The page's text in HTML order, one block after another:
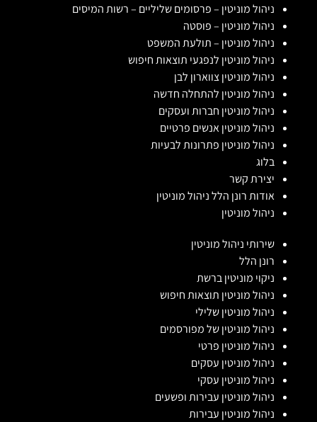
ניהול מוניטין – פרסומים שליליים – רשות המיסים
ניהול מוניטין – פוסטה
ניהול מוניטין – תולעת המשפט
ניהול מוניטין לנפגעי תוצאות חיפוש
ניהול מוניטין צווארון לבן
ניהול מוניטין להתחלה חדשה
ניהול מוניטין חברות ועסקים
ניהול מוניטין אנשים פרטיים
ניהול מוניטין פתרונות לבעיות
בלוג
יצירת קשר
אודות רונן הלל ניהול מוניטין
ניהול מוניטין
שירותי ניהול מוניטין
רונן הלל
ניקוי מוניטין ברשת
ניהול מוניטין תוצאות חיפוש
ניהול מוניטין שלילי
ניהול מוניטין של מפורסמים
ניהול מוניטין פרטי
ניהול מוניטין עסקים
ניהול מוניטין עסקי
ניהול מוניטין עבירות ופשעים
ניהול מוניטין עבירות